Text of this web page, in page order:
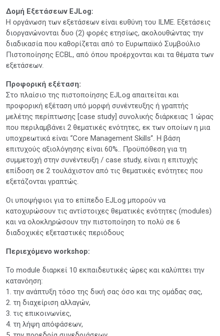
Δομή Εξετάσεων EJLog:
Η οργάνωση των εξετάσεων είναι ευθύνη του ILME. Εξετάσεις
διοργανώνονται δυο (2) φορές ετησίως, ακολουθώντας την
διαδικασία που καθορίζεται από το Ευρωπαϊκό Συμβούλιο
Πιστοποίησης ECBL, από όπου προέρχονται και τα θέματα των
εξετάσεων.
Προφορική εξέταση:
Στο πλαίσιο της πιστοποίησης EJLog απαιτείται και
προφορική εξέταση υπό μορφή συνέντευξης ή γραπτής
μελέτης περίπτωσης [case study] συνολικής διάρκειας 1 ώρας
που περιλαμβάνει 2 θεματικές ενότητες, εκ των οποίων η μια
υποχρεωτικά είναι “Core Management Skills”. Η βάση
επιτυχούς αξιολόγησης είναι 60%.. Προϋπόθεση για τη
συμμετοχή στην συνέντευξη / case study, είναι η επιτυχής
επίδοση σε 2 τουλάχιστον από τις θεματικές ενότητες που
εξετάζονται γραπτώς.
Οι υποψήφιοι για το επίπεδο EJLog μπορούν να
κατοχυρώσουν τις αντίστοιχες θεματικές ενότητες (modules)
και να ολοκληρώσουν την πιστοποίηση το πολύ σε 6
διαδοχικές εξεταστικές περιόδους
Περιεχόμενο workshop:
Το module διαρκεί 10 εκπαιδευτικές ώρες και καλύπτει την
κατανόηση:
1. την ανάπτυξη τόσο της δική σας όσο και της ομάδας σας,
2. τη διαχείριση αλλαγών,
3. τις επικοινωνίες,
4. τη λήψη απόφάσεων,